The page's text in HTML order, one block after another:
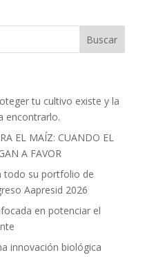
tu cultivo existe y la
encontrarlo.
EL MAÍZ: CUANDO EL
A FAVOR
todo su portfolio de
Aapresid 2026
en potenciar el
innovación biológica